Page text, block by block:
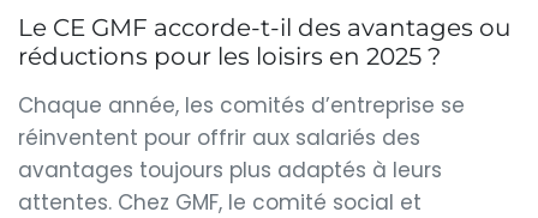
Le CE GMF accorde-t-il des avantages ou
réductions pour les loisirs en 2025 ?
Chaque année, les comités d’entreprise se
réinventent pour offrir aux salariés des
avantages toujours plus adaptés à leurs
attentes. Chez GMF, le comité social et